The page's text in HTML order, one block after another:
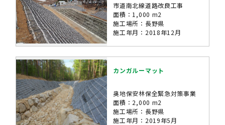
市道南北線道路改良工事
面積：1,000 m2
施工場所：長野県
施工年月：2018年12月
カンガルーマット
奥地保安林保全緊急対策事業
面積：2,000 m2
施工場所：長野県
施工年月：2019年5月